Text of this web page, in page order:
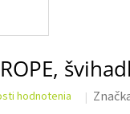
hodnotenia